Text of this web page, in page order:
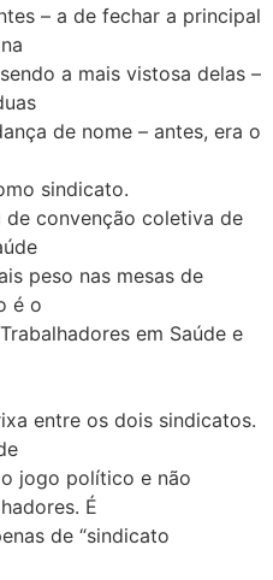
– a de fechar a principal
a mais vistosa delas –
de nome – antes, era o
sindicato.
convenção coletiva de
peso nas mesas de
é o
em Saúde e
entre os dois sindicatos.
jogo político e não
É
de “sindicato